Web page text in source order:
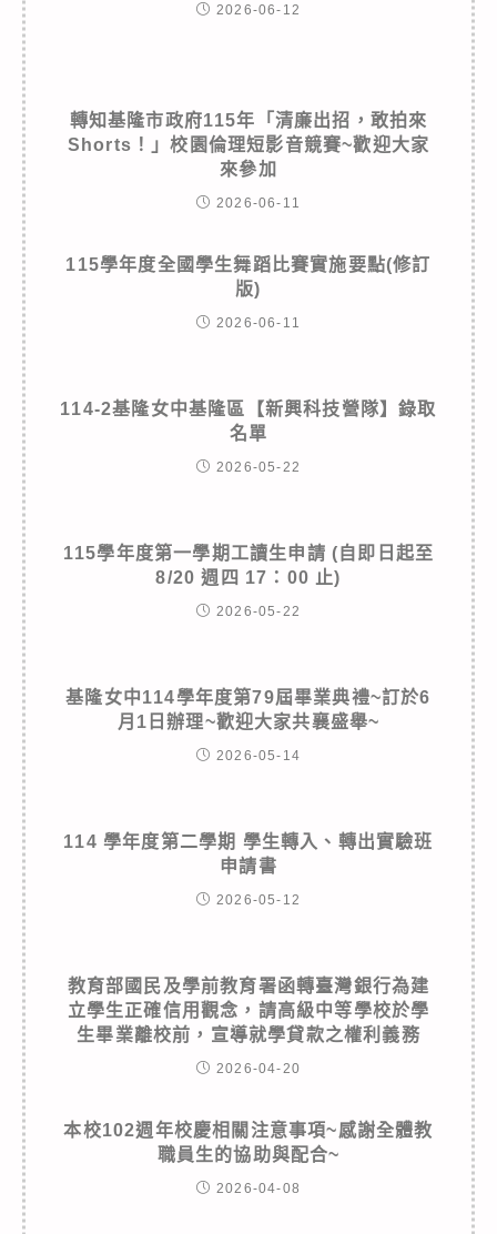
2026-06-12
轉知基隆市政府115年「清廉出招，敢拍來
Shorts！」校園倫理短影音競賽~歡迎大家
來參加
2026-06-11
115學年度全國學生舞蹈比賽實施要點(修訂
版)
2026-06-11
114-2基隆女中基隆區【新興科技營隊】錄取
名單
2026-05-22
115學年度第一學期工讀生申請 (自即日起至
8/20 週四 17：00 止)
2026-05-22
基隆女中114學年度第79屆畢業典禮~訂於6
月1日辦理~歡迎大家共襄盛舉~
2026-05-14
114 學年度第二學期 學生轉入、轉出實驗班
申請書
2026-05-12
教育部國民及學前教育署函轉臺灣銀行為建
立學生正確信用觀念，請高級中等學校於學
生畢業離校前，宣導就學貸款之權利義務
2026-04-20
本校102週年校慶相關注意事項~感謝全體教
職員生的協助與配合~
2026-04-08